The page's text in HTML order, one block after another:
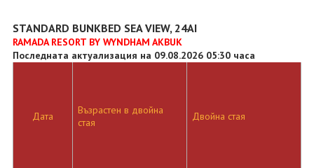
STANDARD BUNKBED SEA VIEW, 24AI
RAMADA RESORT BY WYNDHAM AKBUK
Последната актуализация на 09.08.2026 05:30 часа
Дата
Възрастен в двойна
стая
Двойна стая